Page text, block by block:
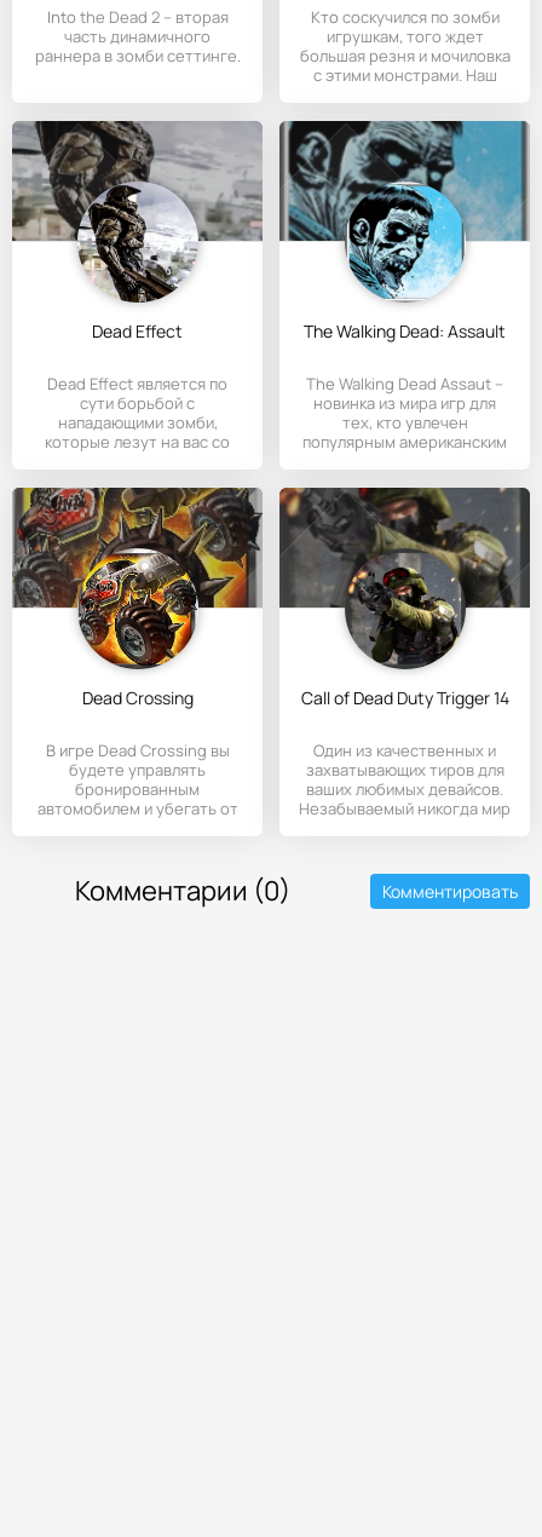
Into the Dead 2 – вторая
часть динамичного
раннера в зомби сеттинге.
Кто соскучился по зомби
игрушкам, того ждет
большая резня и мочиловка
с этими монстрами. Наш
Dead Effect
Dead Effect является по
сути борьбой с
нападающими зомби,
которые лезут на вас со
The Walking Dead: Assault
The Walking Dead Assaut –
новинка из мира игр для
тех, кто увлечен
популярным американским
Dead Crossing
В игре Dead Crossing вы
будете управлять
бронированным
автомобилем и убегать от
Call of Dead Duty Trigger 14
Один из качественных и
захватывающих тиров для
ваших любимых девайсов.
Незабываемый никогда мир
Комментарии (0) Комментировать